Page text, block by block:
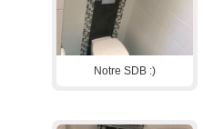
Notre SDB :)